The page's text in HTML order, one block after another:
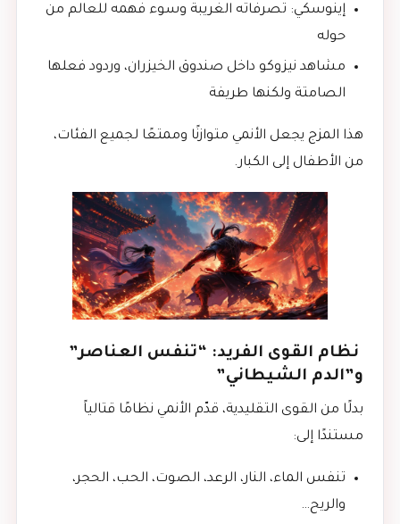
إينوسكي: تصرفاته الغريبة وسوء فهمه للعالم من
حوله
مشاهد نيزوكو داخل صندوق الخيزران، وردود فعلها
الصامتة ولكنها طريفة
هذا المزج يجعل الأنمي متوازنًا وممتعًا لجميع الفئات،
من الأطفال إلى الكبار.
نظام القوى الفريد: “تنفس العناصر”
و”الدم الشيطاني”
بدلًا من القوى التقليدية، قدّم الأنمي نظامًا قتالياً
مستندًا إلى:
تنفس الماء، النار، الرعد، الصوت، الحب، الحجر،
والريح…